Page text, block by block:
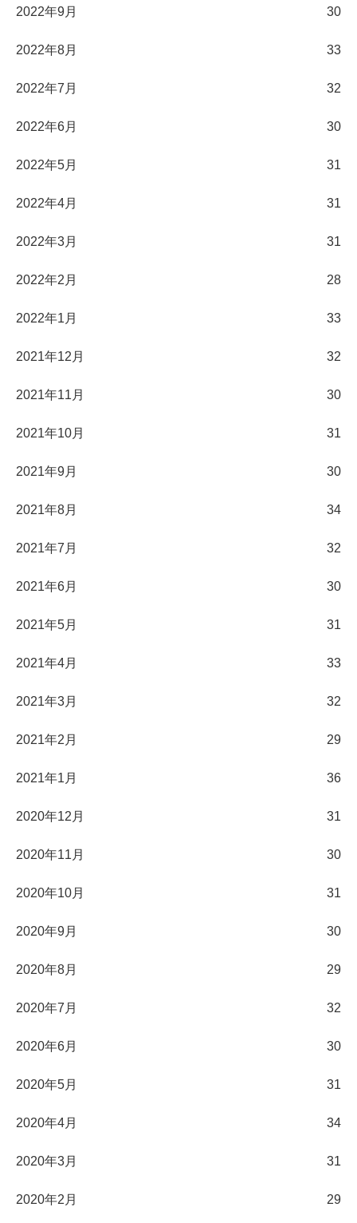
2022年9月 30
2022年8月 33
2022年7月 32
2022年6月 30
2022年5月 31
2022年4月 31
2022年3月 31
2022年2月 28
2022年1月 33
2021年12月 32
2021年11月 30
2021年10月 31
2021年9月 30
2021年8月 34
2021年7月 32
2021年6月 30
2021年5月 31
2021年4月 33
2021年3月 32
2021年2月 29
2021年1月 36
2020年12月 31
2020年11月 30
2020年10月 31
2020年9月 30
2020年8月 29
2020年7月 32
2020年6月 30
2020年5月 31
2020年4月 34
2020年3月 31
2020年2月 29